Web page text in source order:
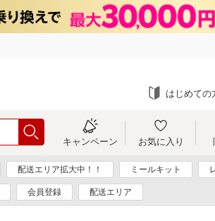
はじめての
キャンペーン お気に入り
配送エリア拡大中！！ ミールキット
会員登録 配送エリア